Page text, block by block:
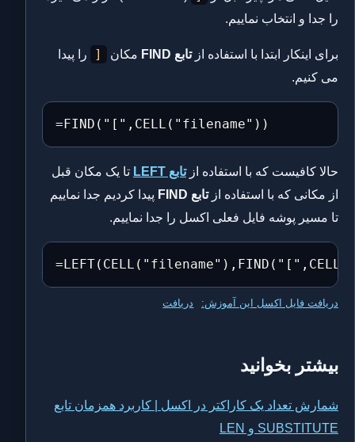
را جدا و انتخاب نماییم.
برای اینکار ابتدا با استفاده ازتابع FIND مکان [
را پیدا
می کنیم.
=FIND("[",CELL("filename"))
حالا کافیست که با استفاده ازتابع LEFT
تا یک مکان قبل
از مکانی که با استفاده ازتابع FIND
پیدا کردیم جدا نماییم
تا مسیر پوشه فایل فعلی اکسل را جدا نماییم.
دریافت فایل اکسل این آموزش: دریافت
بیشتر بخوانید
شمارش تعداد یک کاراکتر در اکسل | کاربرد همزمان تابع
SUBSTITUTE و LEN